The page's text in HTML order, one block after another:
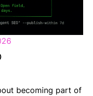
becoming part of